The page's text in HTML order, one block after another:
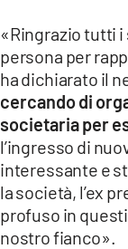
«Ringrazio tutti i
persona per
ha dichiarato il
cercando di
societaria per
l’ingresso di
interessante e
la società, l’ex
profuso in
nostro fianco».